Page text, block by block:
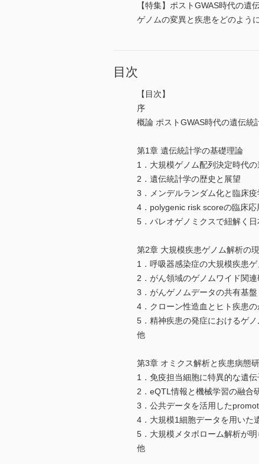
【特集】ポストGWAS時代の
ゲノムの変異と疾患をどのよう
目次
【目次】
序
概論 ポストGWAS時代の遺伝統
第1章 遺伝統計学の基礎理論
1．大規模ゲノム配列決定時代
2．遺伝統計学の歴史と展望
3．メンデルランダム化と臨床疫
4．polygenic risk scoreの臨床応
5．パレオゲノミクスで紐解く
第2章 大規模疾患ゲノム解析の
1．呼吸器感染症の大規模疾患
2．がん領域のゲノムワイド関連
3．がんゲノムデータの共有基盤
4．クローン性造血とヒト疾患
5．精神疾患の発症におけるゲ
他
第3章 オミクス解析と疾患病態
1．免疫担当細胞に特異的な遺
2．eQTL情報と機械学習の融合
3．公共データを活用した
4．大規模1細胞データを用いた
5．大規模メタボローム解析が
他